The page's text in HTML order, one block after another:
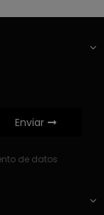
Enviar
de datos